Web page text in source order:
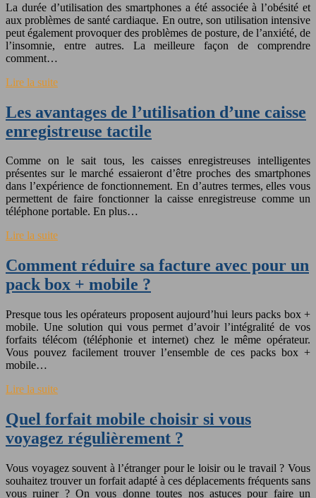
La durée d’utilisation des smartphones a été associée à l’obésité et
aux problèmes de santé cardiaque. En outre, son utilisation intensive
peut également provoquer des problèmes de posture, de l’anxiété, de
l’insomnie, entre autres. La meilleure façon de comprendre
comment…
Lire la suite
Les avantages de l’utilisation d’une caisse
enregistreuse tactile
Comme on le sait tous, les caisses enregistreuses intelligentes
présentes sur le marché essaieront d’être proches des smartphones
dans l’expérience de fonctionnement. En d’autres termes, elles vous
permettent de faire fonctionner la caisse enregistreuse comme un
téléphone portable. En plus…
Lire la suite
Comment réduire sa facture avec pour un
pack box + mobile ?
Presque tous les opérateurs proposent aujourd’hui leurs packs box +
mobile. Une solution qui vous permet d’avoir l’intégralité de vos
forfaits télécom (téléphonie et internet) chez le même opérateur.
Vous pouvez facilement trouver l’ensemble de ces packs box +
mobile…
Lire la suite
Quel forfait mobile choisir si vous
voyagez régulièrement ?
Vous voyagez souvent à l’étranger pour le loisir ou le travail ? Vous
souhaitez trouver un forfait adapté à ces déplacements fréquents sans
vous ruiner ? On vous donne toutes nos astuces pour faire un